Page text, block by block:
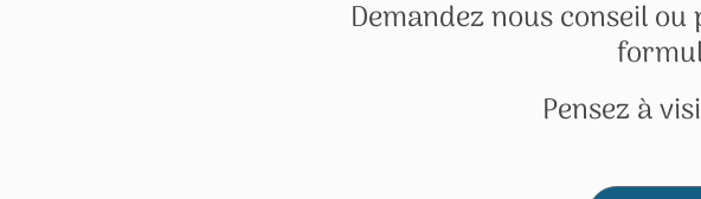
Demandez nous conseil
Pensez à